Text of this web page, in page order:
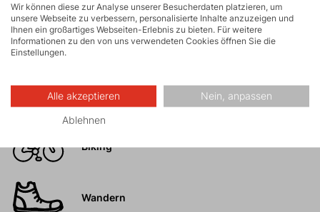
Hochtouren
Trail Running
FAST and LIGHT
Biking
Wandern
Wir können diese zur Analyse unserer Besucherdaten platzieren, um
unsere Webseite zu verbessern, personalisierte Inhalte anzuzeigen und
Ihnen ein großartiges Webseiten-Erlebnis zu bieten. Für weitere
Informationen zu den von uns verwendeten Cookies öffnen Sie die
Einstellungen.
Alle akzeptieren Nein, anpassen
Ablehnen